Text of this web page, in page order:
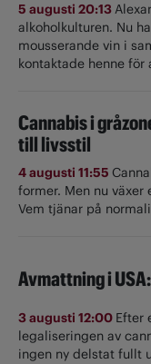
5 augusti 20:13
alkoholkulturen. Nu
mousserande vin i
kontaktade henne
Cannabis i
till livsstil
4 augusti 11:55
former. Men nu
Vem tjänar på
Avmattning i
3 augusti 12:00 Efter
legaliseringen av
ingen ny delstat fullt